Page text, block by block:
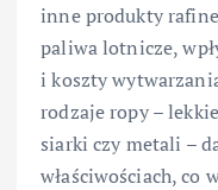
inne produkty
paliwa lotnicze,
i koszty
rodzaje ropy –
siarki czy metali –
właściwościach, co